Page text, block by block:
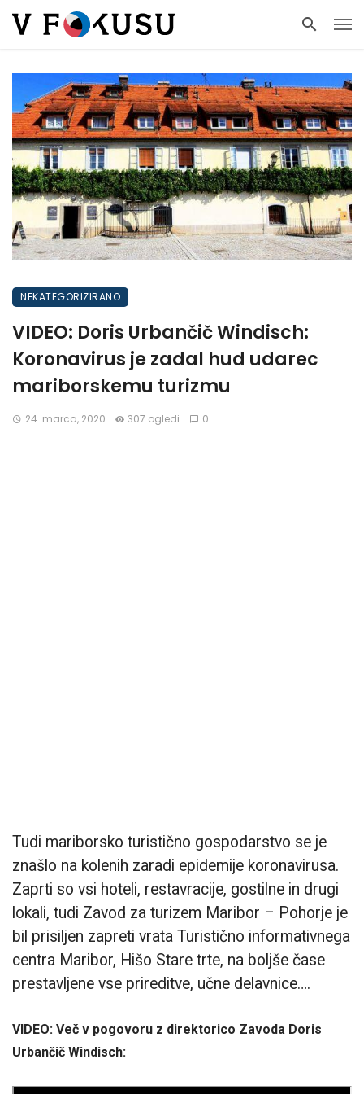
NEKATEGORIZIRANO
VIDEO: Doris Urbančič Windisch:
Koronavirus je zadal hud udarec
mariborskemu turizmu
24. marca, 2020 307 ogledi 0
Tudi mariborsko turistično gospodarstvo se je
znašlo na kolenih zaradi epidemije koronavirusa.
Zaprti so vsi hoteli, restavracije, gostilne in drugi
lokali, tudi Zavod za turizem Maribor – Pohorje je
bil prisiljen zapreti vrata Turistično informativnega
centra Maribor, Hišo Stare trte, na boljše čase
prestavljene vse prireditve, učne delavnice….
VIDEO: Več v pogovoru z direktorico Zavoda Doris
Urbančič Windisch: